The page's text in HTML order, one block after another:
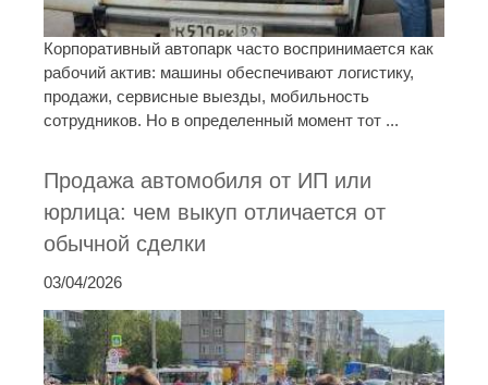
Корпоративный автопарк часто воспринимается как
рабочий актив: машины обеспечивают логистику,
продажи, сервисные выезды, мобильность
сотрудников. Но в определенный момент тот ...
Продажа автомобиля от ИП или
юрлица: чем выкуп отличается от
обычной сделки
03/04/2026